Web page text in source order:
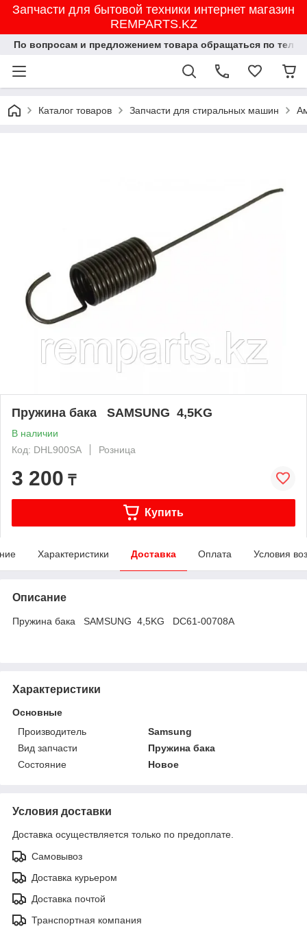
Запчасти для бытовой техники интернет магазин
REMPARTS.KZ
По вопросам и предложением товара обращаться по
Каталог товаров Запчасти для стиральных машин
Пружина бака SAMSUNG 4,5KG
В наличии
Код: DHL900SA
Розница
3 200 ₸
Купить
Характеристики Доставка Оплата Условия
Описание
Пружина бака SAMSUNG 4,5KG DC61-00708A
Характеристики
Основные
Производитель
Samsung
Вид запчасти
Пружина бака
Состояние
Новое
Условия доставки
Доставка осуществляется только по предоплате.
Самовывоз
Доставка курьером
Доставка почтой
Транспортная компания